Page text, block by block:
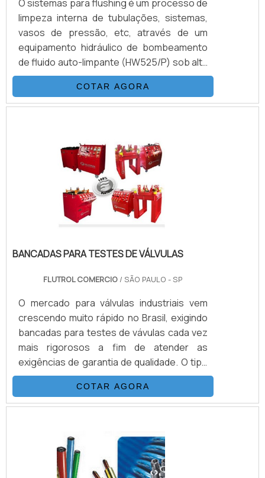
O sistemas para flushing é um processo de
limpeza interna de tubulações, sistemas,
vasos de pressão, etc, através de um
equipamento hidráulico de bombeamento
de fluido auto-limpante (HW525/P) sob alta
pressão e vazão. Com objetivo de obter
uma classe de limpeza desejada de acordo
com os procedimentos pré-estabelecidos
possível conferir quais as vantagens em
contar com este tipo de equipamento:
Melhor custo-benefício do mercado.
COTAR AGORA
BANCADAS PARA TESTES DE VÁLVULAS
FLUTROL COMERCIO / SÃO PAULO - SP
O mercado para válvulas industriais vem
crescendo muito rápido no Brasil, exigindo
bancadas para testes de vávulas cada vez
mais rigorosos a fim de atender as
exigências de garantia de qualidade. O tipo
de teste depende da válvula e da aplicação
dentre as mais comuns citamos: Teste do
corpo Pressão aplicada dentro do corpo da
(backseat) Pressão aplicada dentro do
corpo da válvula com contra vedação
(backseat) Teste com a válvula totalmente
COTAR AGORA